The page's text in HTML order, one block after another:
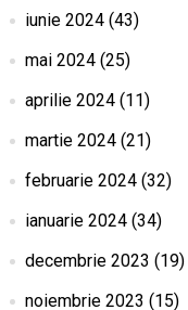
iunie 2024(43)
mai 2024(25)
aprilie 2024(11)
martie 2024(21)
februarie 2024(32)
ianuarie 2024(34)
decembrie 2023 (19)
noiembrie 2023 (15)